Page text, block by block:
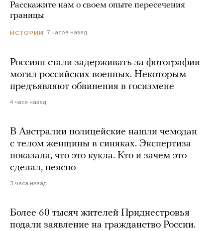
Расскажите нам о своем опыте пересечения
границы
ИСТОРИИ 7 часов назад
Россиян стали задерживать за фотографии
могил российских военных. Некоторым
предъявляют обвинения в госизмене
4 часа назад
В Австралии полицейские нашли чемодан
с телом женщины в синяках. Экспертиза
показала, что это кукла. Кто и зачем это
сделал, неясно
3 часа назад
Более 60 тысяч жителей Приднестровья
подали заявление на гражданство России.